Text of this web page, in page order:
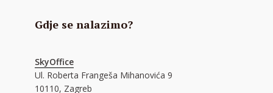
Gdje se nalazimo?
SkyOffice
Ul. Roberta Frangeša Mihanovića 9
10110, Zagreb